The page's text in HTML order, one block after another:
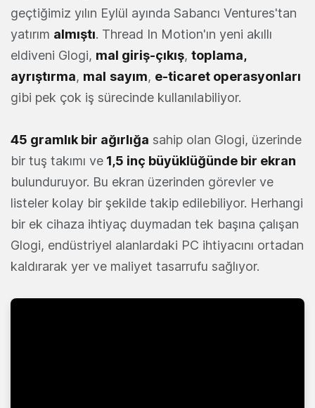
geçtiğimiz yılın Eylül ayında Sabancı Ventures'tan
yatırım almıştı. Thread In Motion'ın yeni akıllı
eldiveni Glogi, mal giriş-çıkış, toplama,
ayrıştırma, mal sayım, e-ticaret operasyonları
gibi pek çok iş sürecinde kullanılabiliyor.
45 gramlık bir ağırlığa sahip olan Glogi, üzerinde
bir tuş takımı ve 1,5 inç büyüklüğünde bir ekran
bulunduruyor. Bu ekran üzerinden görevler ve
listeler kolay bir şekilde takip edilebiliyor. Herhangi
bir ek cihaza ihtiyaç duymadan tek başına çalışan
Glogi, endüstriyel alanlardaki PC ihtiyacını ortadan
kaldırarak yer ve maliyet tasarrufu sağlıyor.